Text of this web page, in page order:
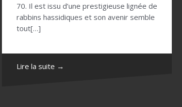
70. Il est issu d’une prestigieuse lignée de
rabbins hassidiques et son avenir semble
tout[…]
Lire la suite →